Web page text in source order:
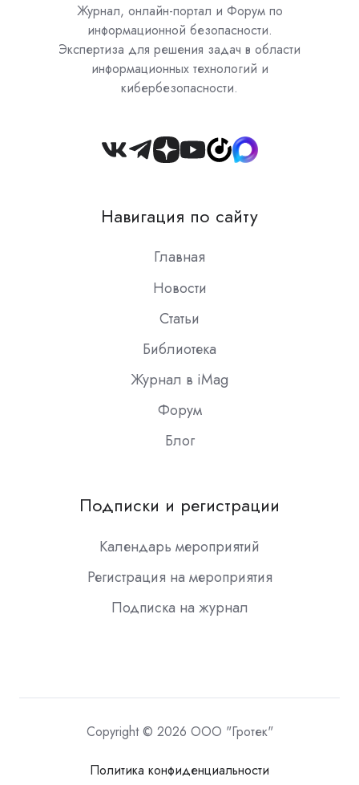
Журнал, онлайн-портал и Форум по
информационной безопасности.
Экспертиза для решения задач в области
информационных технологий и
кибербезопасности.
Join
Slack
Навигация по сайту
Главная
Новости
Статьи
Библиотека
Журнал в iMag
Форум
Блог
Подписки и регистрации
Календарь мероприятий
Регистрация на мероприятия
Подписка на журнал
Copyright © 2026 ООО "Гротек"
Политика конфиденциальности